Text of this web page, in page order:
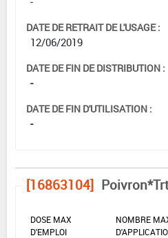
DATE DE RETRAIT DE L'USAGE :
12/06/2019
DATE DE FIN DE DISTRIBUTION :
-
DATE DE FIN D'UTILISATION :
-
[16863104]
DOSE MAX
D'EMPLOI
NOMBRE